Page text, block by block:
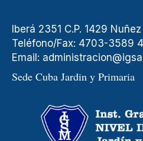
Iberá 2351 C.P. 1429 Nuñez
Teléfono/Fax: 4703-3589
Email:
Sede Cuba Jardin y Primaria